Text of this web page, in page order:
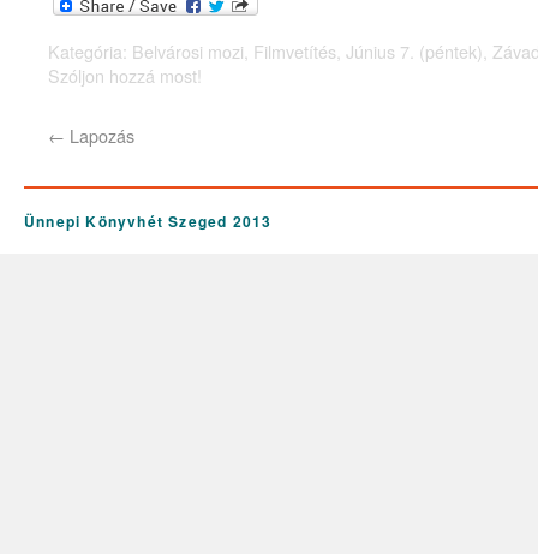
Kategória: Belvárosi mozi Filmvetítés Június 7. (péntek)
Szóljon hozzá most!
← Lapozás
Ünnepi Könyvhét Szeged 2013